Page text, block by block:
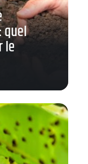
quel
le